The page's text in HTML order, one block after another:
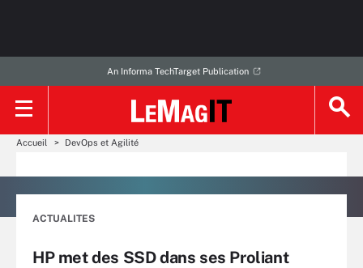
An Informa TechTarget Publication
Accueil DevOps et Agilité
ACTUALITES
HP met des SSD dans ses Proliant